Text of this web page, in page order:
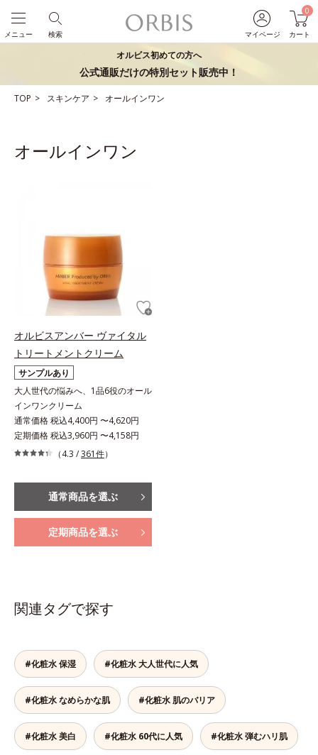
マイページ
0
カート
検索
メニュー
オルビス初めての方へ
公式通販だけの特別セット販売中！
TOP スキンケア オールインワン
オールインワン
オルビスアンバー ヴァイタル
トリートメントクリーム
サンプルあり
大人世代の悩みへ、1品6役のオール
インワンクリーム
通常価格 税込4,400円 〜4,620円
定期価格 税込3,960円 〜4,158円
（4.3 /361件）
通常商品を選ぶ
定期商品を選ぶ
関連タグで探す
#化粧水 保湿 #化粧水 大人世代に人気
#化粧水 なめらかな肌 #化粧水 肌のバリア
#化粧水 美白 #化粧水 60代に人気 #化粧水 弾むハリ肌